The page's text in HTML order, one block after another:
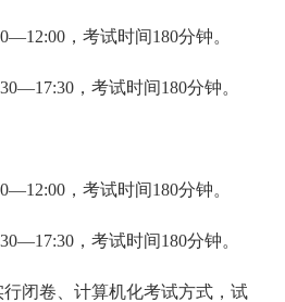
，考试时间180分钟。
，考试时间180分钟。
，考试时间180分钟。
，考试时间180分钟。
行闭卷、计算机化考试方式，试